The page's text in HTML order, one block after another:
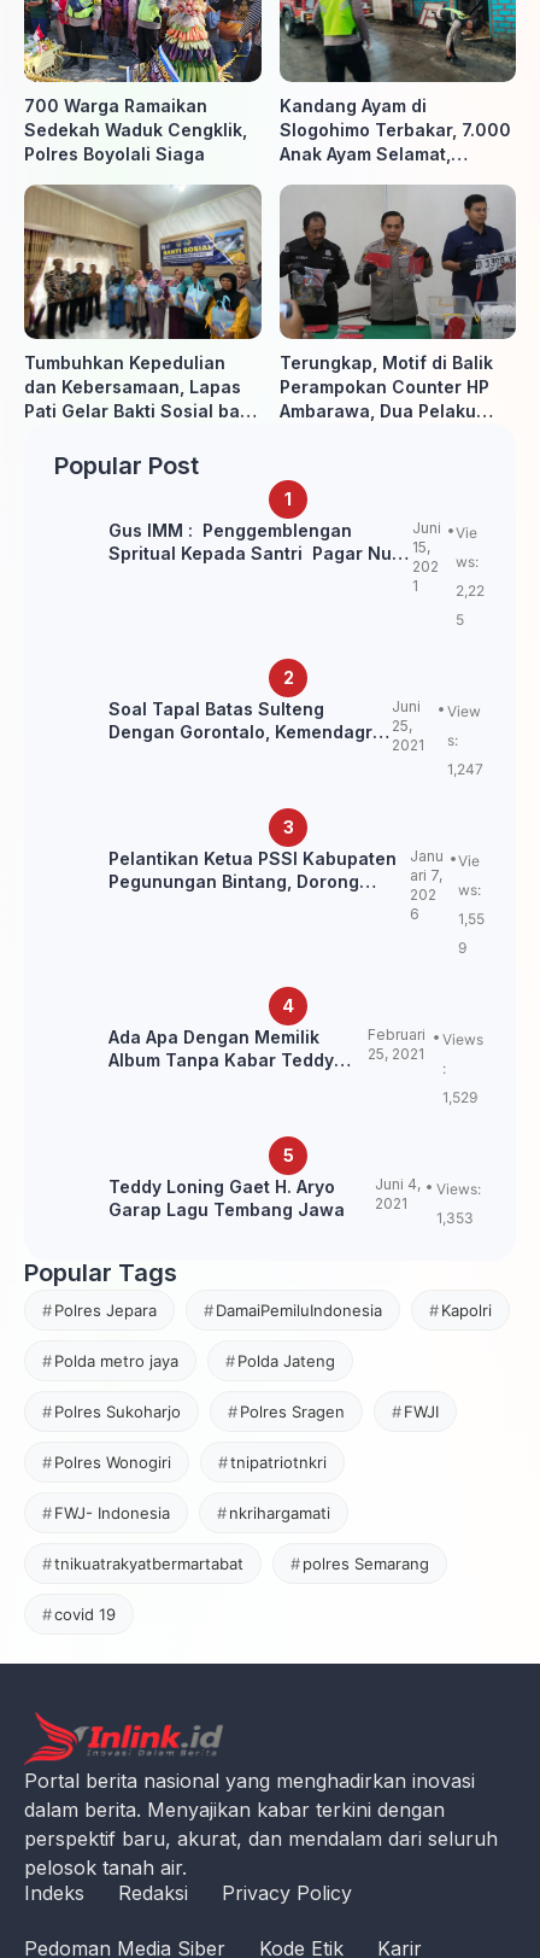
700 Warga Ramaikan
Sedekah Waduk Cengklik,
Polres Boyolali Siaga
Kandang Ayam di
Slogohimo Terbakar, 7.000
Anak Ayam Selamat,
Juta
Tumbuhkan Kepedulian
dan Kebersamaan, Lapas
Pati Gelar Bakti Sosial bagi
Terungkap, Motif di Balik
Perampokan Counter HP
Ambarawa, Dua Pelaku
Popular Post
Gus IMM : Penggemblengan
Spritual Kepada Santri Pagar Nusa
Juni
15,
202
1
Vie
ws:
2,22
5
Soal Tapal Batas Sulteng
Dengan Gorontalo, Kemendagri:
Juni
25,
2021
View
s:
1,247
Pelantikan Ketua PSSI Kabupaten
Pegunungan Bintang, Dorong
Janu
ari 7,
202
6
Vie
ws:
1,55
9
Ada Apa Dengan Memilik
Album Tanpa Kabar Teddy
Februari
25, 2021
Views
:
1,529
Teddy Loning Gaet H. Aryo
Garap Lagu Tembang Jawa
Juni 4,
2021
Views:
1,353
Popular Tags
Polres Jepara DamaiPemiluIndonesia Kapolri
Polda metro jaya Polda Jateng
Polres Sukoharjo Polres Sragen FWJI
Polres Wonogiri tnipatriotnkri
FWJ- Indonesia nkrihargamati
tnikuatrakyatbermartabat polres Semarang
covid 19
Portal berita nasional yang menghadirkan inovasi
dalam berita. Menyajikan kabar terkini dengan
perspektif baru, akurat, dan mendalam dari seluruh
pelosok tanah air.
Indeks
Redaksi Privacy Policy
Pedoman Media Siber Kode Etik Karir